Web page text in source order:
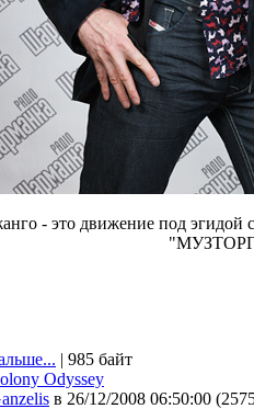
- это движение под эгидой
| 985 байт
Odyssey
в 26/12/2008 06:50:00 (